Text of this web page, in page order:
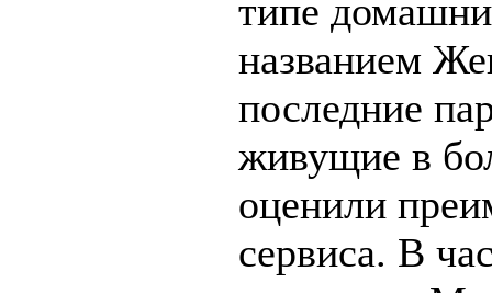
типе
названием
последние
живущие в
оценили
сервиса. В